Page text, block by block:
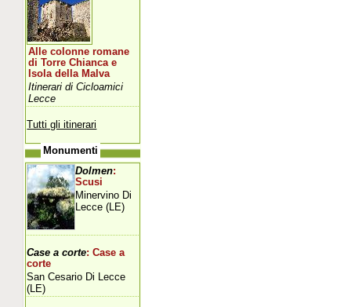
Alle colonne romane
di Torre Chianca e
Isola della Malva
Itinerari di Cicloamici
Lecce
Tutti gli itinerari
Monumenti
Dolmen:
Scusi
Minervino Di
Lecce (LE)
Case a corte: Case a
corte
San Cesario Di Lecce
(LE)